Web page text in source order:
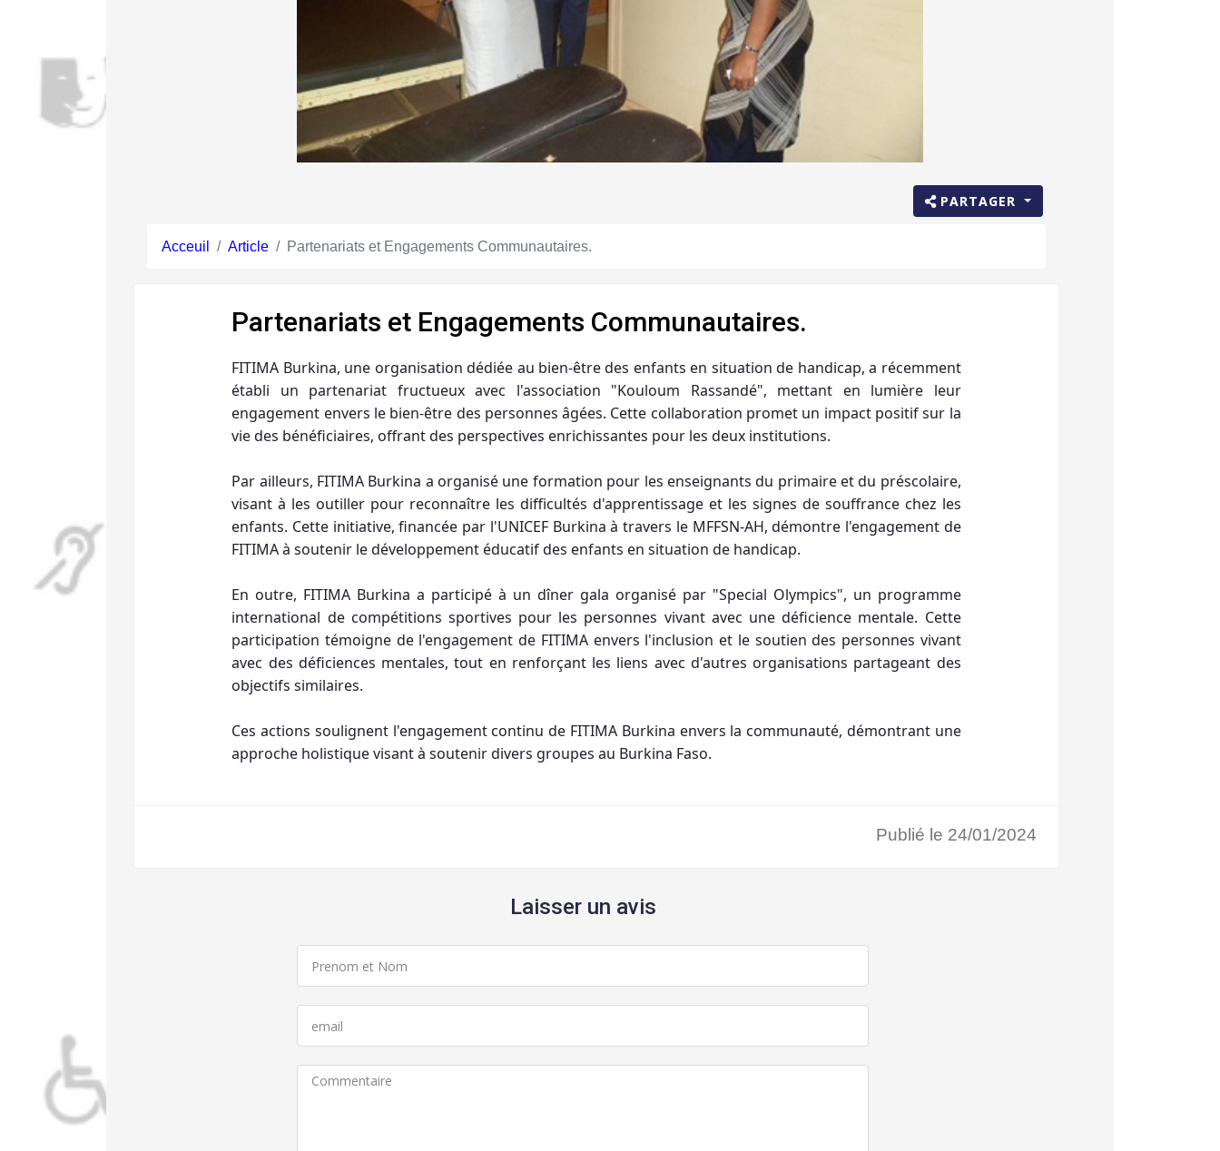
PARTAGER
Acceuil Article Partenariats et Engagements Communautaires.
Partenariats et Engagements Communautaires.
FITIMA Burkina, une organisation dédiée au bien-être des enfants en situation de handicap, a récemment
établi un partenariat fructueux avec l'association "Kouloum Rassandé", mettant en lumière leur
engagement envers le bien-être des personnes âgées. Cette collaboration promet un impact positif sur la
vie des bénéficiaires, offrant des perspectives enrichissantes pour les deux institutions.
Par ailleurs, FITIMA Burkina a organisé une formation pour les enseignants du primaire et du préscolaire,
visant à les outiller pour reconnaître les difficultés d'apprentissage et les signes de souffrance chez les
enfants. Cette initiative, financée par l'UNICEF Burkina à travers le MFFSN-AH, démontre l'engagement de
FITIMA à soutenir le développement éducatif des enfants en situation de handicap.
En outre, FITIMA Burkina a participé à un dîner gala organisé par "Special Olympics", un programme
international de compétitions sportives pour les personnes vivant avec une déficience mentale. Cette
participation témoigne de l'engagement de FITIMA envers l'inclusion et le soutien des personnes vivant
avec des déficiences mentales, tout en renforçant les liens avec d'autres organisations partageant des
objectifs similaires.
Ces actions soulignent l'engagement continu de FITIMA Burkina envers la communauté, démontrant une
approche holistique visant à soutenir divers groupes au Burkina Faso.
Publié le 24/01/2024
Laisser un avis